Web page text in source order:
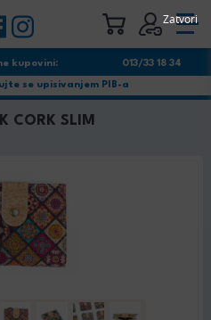
kupovini: 013/33 18 34
se upisivanjem PIB-a
CORK SLIM
Zatvori